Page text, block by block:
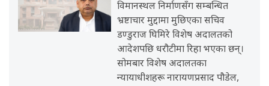
विमानस्थल निर्माणसँग सम्बन्धित
भ्रष्टाचार मुद्दामा मुछिएका सचिव
डण्डुराज घिमिरे विशेष अदालतको
आदेशपछि धरौटीमा रिहा भएका छन्।
सोमबार विशेष अदालतका
न्यायाधीशहरू नारायणप्रसाद पौडेल,